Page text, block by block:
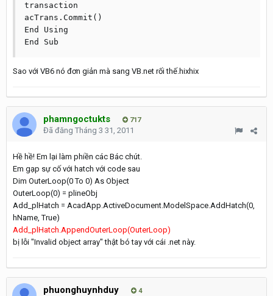
transaction
acTrans.Commit()
End Using
End Sub
Sao với VB6 nó đơn giản mà sang VB.net rối thế.hixhix
phamngoctukts 717
Đã đăng Tháng 3 31, 2011
Hề hề! Em lại làm phiền các Bác chút.
Em gạp sự cố với hatch với code sau
Dim OuterLoop(0 To 0) As Object
OuterLoop(0) = plineObj
Add_plHatch = AcadApp.ActiveDocument.ModelSpace.AddHatch(0,
hName, True)
Add_plHatch.AppendOuterLoop(OuterLoop)
bị lỗi "Invalid object array" thật bó tay với cái .net này.
phuonghuynhduy 4